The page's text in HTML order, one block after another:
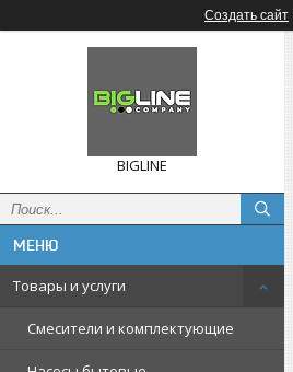
Создать сайт
BIGLINE
Товары и услуги
Смесители и комплектующие